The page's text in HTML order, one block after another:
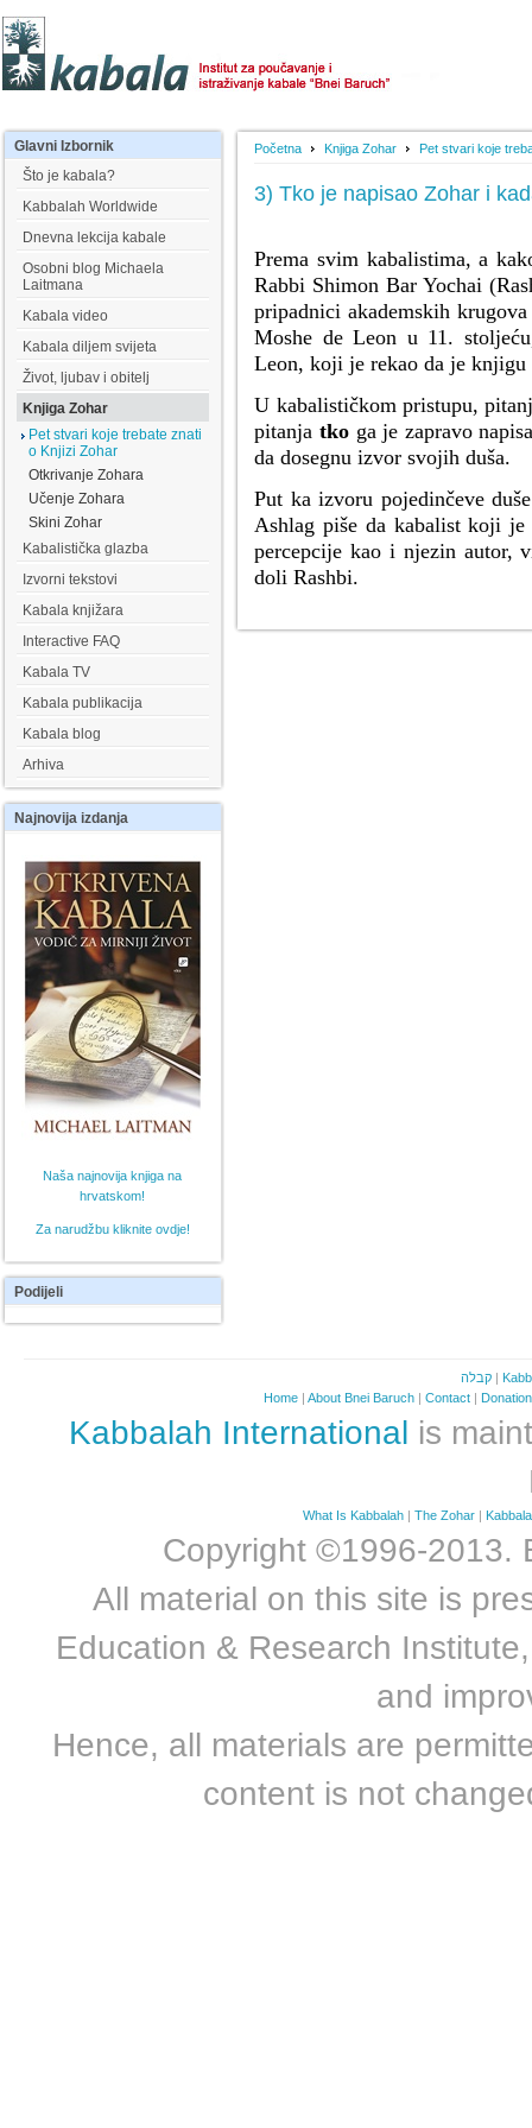
Početna Knjiga Zohar Pet stvari koje
3) Tko je napisao Zohar i
Prema svim kabalistima, a
Rabbi Shimon Bar Yochai
pripadnici akademskih
Moshe de Leon u 11.
Leon, koji je rekao da je knjigu
U kabalističkom pristupu,
pitanjatko ga je zapravo
da dosegnu izvor svojih duša.
Put ka izvoru pojedinčeve
Ashlag piše da kabalist koji
percepcije kao i njezin autor,
doli Rashbi.
Glavni Izbornik
Što je kabala?
Kabbalah Worldwide
Dnevna lekcija kabale
Osobni blog Michaela
Laitmana
Kabala video
Kabala diljem svijeta
Život, ljubav i obitelj
Knjiga Zohar
Pet stvari koje trebate znati
o Knjizi Zohar
Otkrivanje Zohara
Učenje Zohara
Skini Zohar
Kabalistička glazba
Izvorni tekstovi
Kabala knjižara
Interactive FAQ
Kabala TV
Kabala publikacija
Kabala blog
Arhiva
Najnovija izdanja
Naša najnovija knjiga na
hrvatskom!
Za narudžbu kliknite ovdje!
Podijeli
קבלה |
Home | About Bnei Baruch | Contact |
Kabbalah International is
What Is Kabbalah |The Zohar |
Copyright ©1996-2013.
All material on this site is
Education & Research
and
Hence, all materials are
content is not